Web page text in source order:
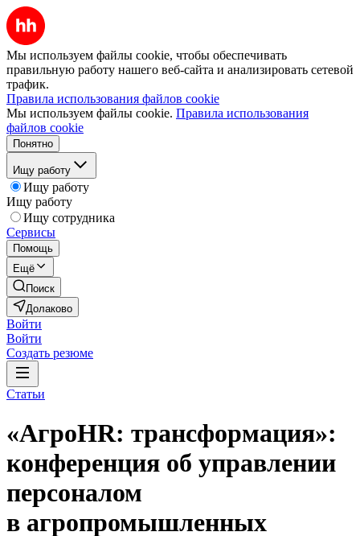
Мы используем файлы cookie, чтобы обеспечивать
правильную работу нашего веб-сайта и анализировать сетевой
трафик.
Правила использования файлов cookie
Мы используем файлы cookie. Правила использования
файлов cookie
Понятно
Ищу работу
Ищу работу
Ищу работу
Ищу сотрудника
Сервисы
Помощь
Ещё
Поиск
Долаково
Войти
Войти
Создать резюме
Статьи
«АгроHR: трансформация»:
конференция об управлении
персоналом
в агропромышленных